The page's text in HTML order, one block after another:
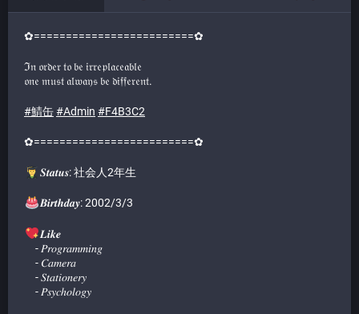
✿=========================✿
ℑ𝔫 𝔬𝔯𝔡𝔢𝔯 𝔱𝔬 𝔟𝔢 𝔦𝔯𝔯𝔢𝔭𝔩𝔞𝔠𝔢𝔞𝔟𝔩𝔢
𝔬𝔫𝔢 𝔪𝔲𝔰𝔱 𝔞𝔩𝔴𝔞𝔶𝔰 𝔟𝔢 𝔡𝔦𝔣𝔣𝔢𝔯𝔢𝔫𝔱.
#鯖缶#Admin #F4B3C2
✿=========================✿
𝑺𝒕𝒂𝒕𝒖𝒔: 社会人2年生
𝑩𝒊𝒓𝒕𝒉𝒅𝒂𝒚: 2002/3/3
𝑳𝒊𝒌𝒆
- 𝑃𝑟𝑜𝑔𝑟𝑎𝑚𝑚𝑖𝑛𝑔
- 𝐶𝑎𝑚𝑒𝑟𝑎
- 𝑆𝑡𝑎𝑡𝑖𝑜𝑛𝑒𝑟𝑦
- 𝑃𝑠𝑦𝑐ℎ𝑜𝑙𝑜𝑔𝑦